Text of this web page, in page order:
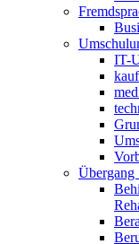
IT-